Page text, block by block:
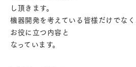
し頂きます。
機器開発を考えている皆様だけでな
お役に立つ内容と
なっています。